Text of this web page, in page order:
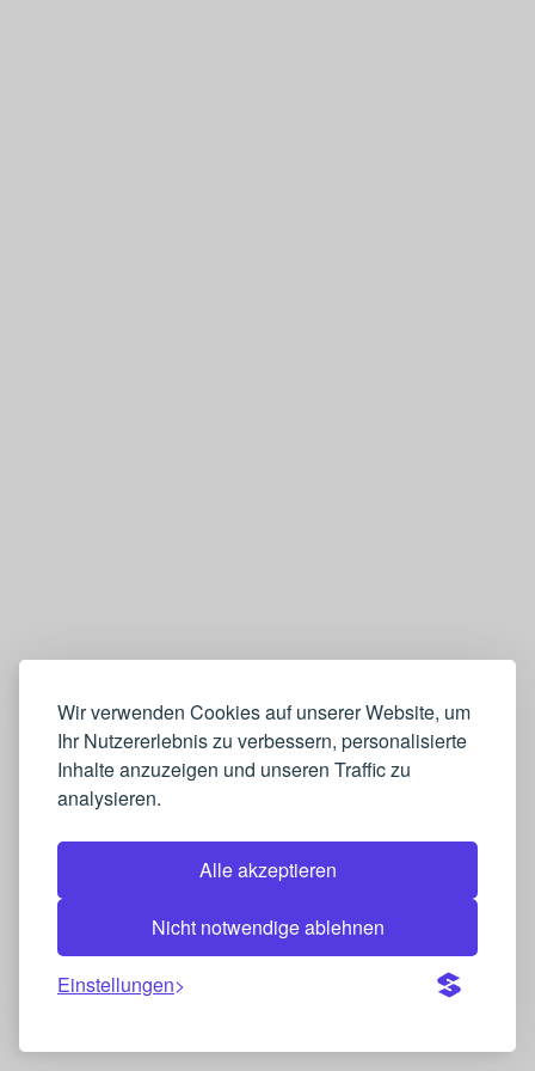
Wir verwenden Cookies auf unserer Website, um
Ihr Nutzererlebnis zu verbessern, personalisierte
Inhalte anzuzeigen und unseren Traffic zu
analysieren.
Alle akzeptieren
Nicht notwendige ablehnen
Einstellungen